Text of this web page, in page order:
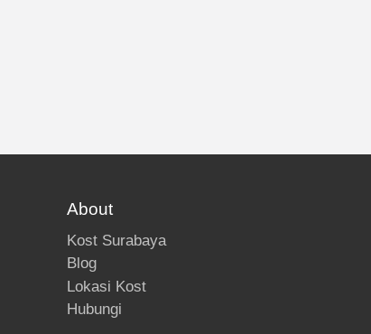
About
Kost Surabaya
Blog
Lokasi Kost
Hubungi